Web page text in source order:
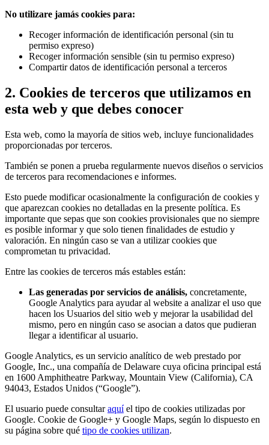
No utilizare jamás cookies para:
Recoger información de identificación personal (sin tu
permiso expreso)
Recoger información sensible (sin tu permiso expreso)
Compartir datos de identificación personal a terceros
2. Cookies de terceros que utilizamos en
esta web y que debes conocer
Esta web, como la mayoría de sitios web, incluye funcionalidades
proporcionadas por terceros.
También se ponen a prueba regularmente nuevos diseños o servicios
de terceros para recomendaciones e informes.
Esto puede modificar ocasionalmente la configuración de cookies y
que aparezcan cookies no detalladas en la presente política. Es
importante que sepas que son cookies provisionales que no siempre
es posible informar y que solo tienen finalidades de estudio y
valoración. En ningún caso se van a utilizar cookies que
comprometan tu privacidad.
Entre las cookies de terceros más estables están:
Las generadas por servicios de análisis, concretamente,
Google Analytics para ayudar al website a analizar el uso que
hacen los Usuarios del sitio web y mejorar la usabilidad del
mismo, pero en ningún caso se asocian a datos que pudieran
llegar a identificar al usuario.
Google Analytics, es un servicio analítico de web prestado por
Google, Inc., una compañía de Delaware cuya oficina principal está
en 1600 Amphitheatre Parkway, Mountain View (California), CA
94043, Estados Unidos (“Google”).
El usuario puede consultaraquíel tipo de cookies utilizadas por
Google. Cookie de Google+ y Google Maps, según lo dispuesto en
su página sobre qué tipo de cookies utilizan.